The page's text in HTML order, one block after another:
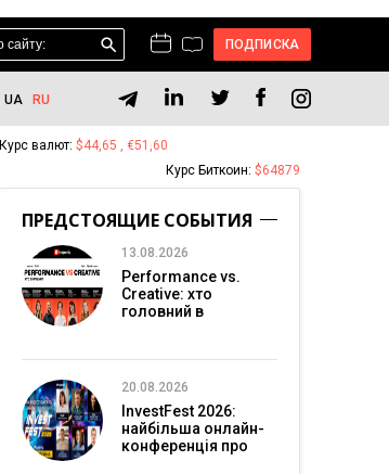
ПОДПИСКА
UA RU
Курс валют: $44,65 , €51,60
Курс Биткоин: $64879
ПРЕДСТОЯЩИЕ СОБЫТИЯ
13.08.2026
Performance vs.
Creative: хто
головний в
20.08.2026
InvestFest 2026:
найбільша онлайн-
конференція про